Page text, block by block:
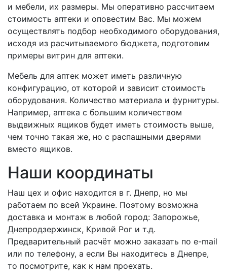
и мебели, их размеры. Мы оперативно расcчитаем
стоимость аптеки и оповестим Вас. Мы можем
осуществлять подбор необходимого оборудования,
исходя из расчитываемого бюджета, подготовим
примеры витрин для аптеки.
Мебель для аптек может иметь различную
конфигурацию, от которой и зависит стоимость
оборудования. Количество материала и фурнитуры.
Например, аптека с большим количеством
выдвижных ящиков будет иметь стоимость выше,
чем точно такая же, но с распашными дверями
вместо ящиков.
Наши координаты
Наш цех и офис находится в г. Днепр, но мы
работаем по всей Украине. Поэтому возможна
доставка и монтаж в любой город: Запорожье,
Днепродзержинск, Кривой Рог и т.д.
Предварительный расчёт можно заказать по e-mail
или по телефону, а если Вы находитесь в Днепре,
то посмотрите, как к нам проехать.